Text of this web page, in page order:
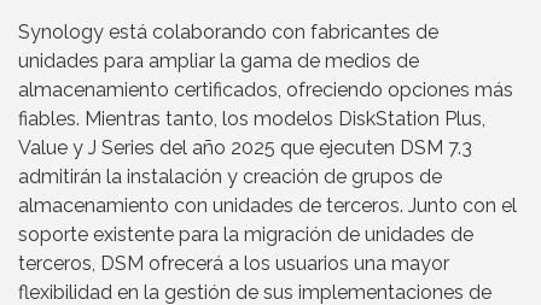
Synology está colaborando con fabricantes de
unidades para ampliar la gama de medios de
almacenamiento certificados, ofreciendo opciones más
fiables. Mientras tanto, los modelos DiskStation Plus,
Value y J Series del año 2025 que ejecuten DSM 7.3
admitirán la instalación y creación de grupos de
almacenamiento con unidades de terceros. Junto con el
soporte existente para la migración de unidades de
terceros, DSM ofrecerá a los usuarios una mayor
flexibilidad en la gestión de sus implementaciones de